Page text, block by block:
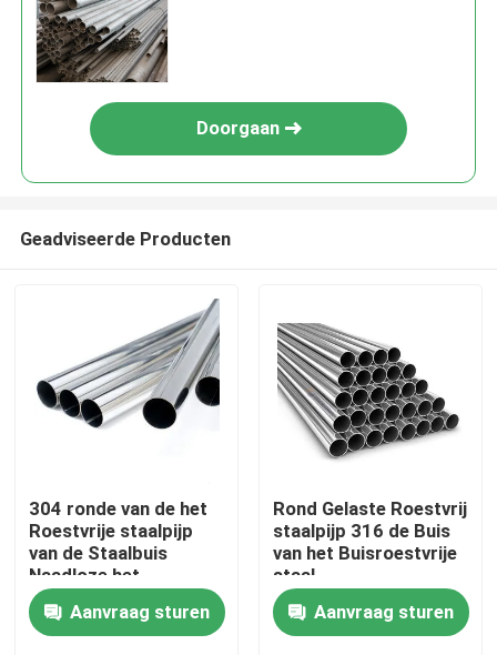
Huis
Doorgaan
Geadviseerde Producten
304 ronde van de het
Roestvrije staalpijp
van de Staalbuis
Naadloze het
Roestvrije
staalpijp/Buis
Aanvraag sturen
Rond Gelaste Roestvrij
staalpijp 316 de Buis
van het Buisroestvrije
staal
Aanvraag sturen